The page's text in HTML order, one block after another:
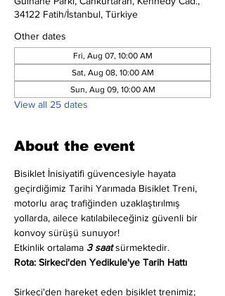
34122 Fatih/İstanbul, Türkiye
Other dates
Fri, Aug 07, 10:00 AM
Sat, Aug 08, 10:00 AM
Sun, Aug 09, 10:00 AM
View all 25 dates
About the event
Bisiklet İnisiyatifi güvencesiyle hayata
geçirdiğimiz Tarihi Yarımada Bisiklet Treni,
motorlu araç trafiğinden uzaklaştırılmış
yollarda, ailece katılabileceğiniz güvenli bir
konvoy sürüşü sunuyor!
Etkinlik ortalama 3 saat sürmektedir.
Rota: Sirkeci'den Yedikule'ye Tarih Hattı
Sirkeci'den hareket eden bisiklet trenimiz;